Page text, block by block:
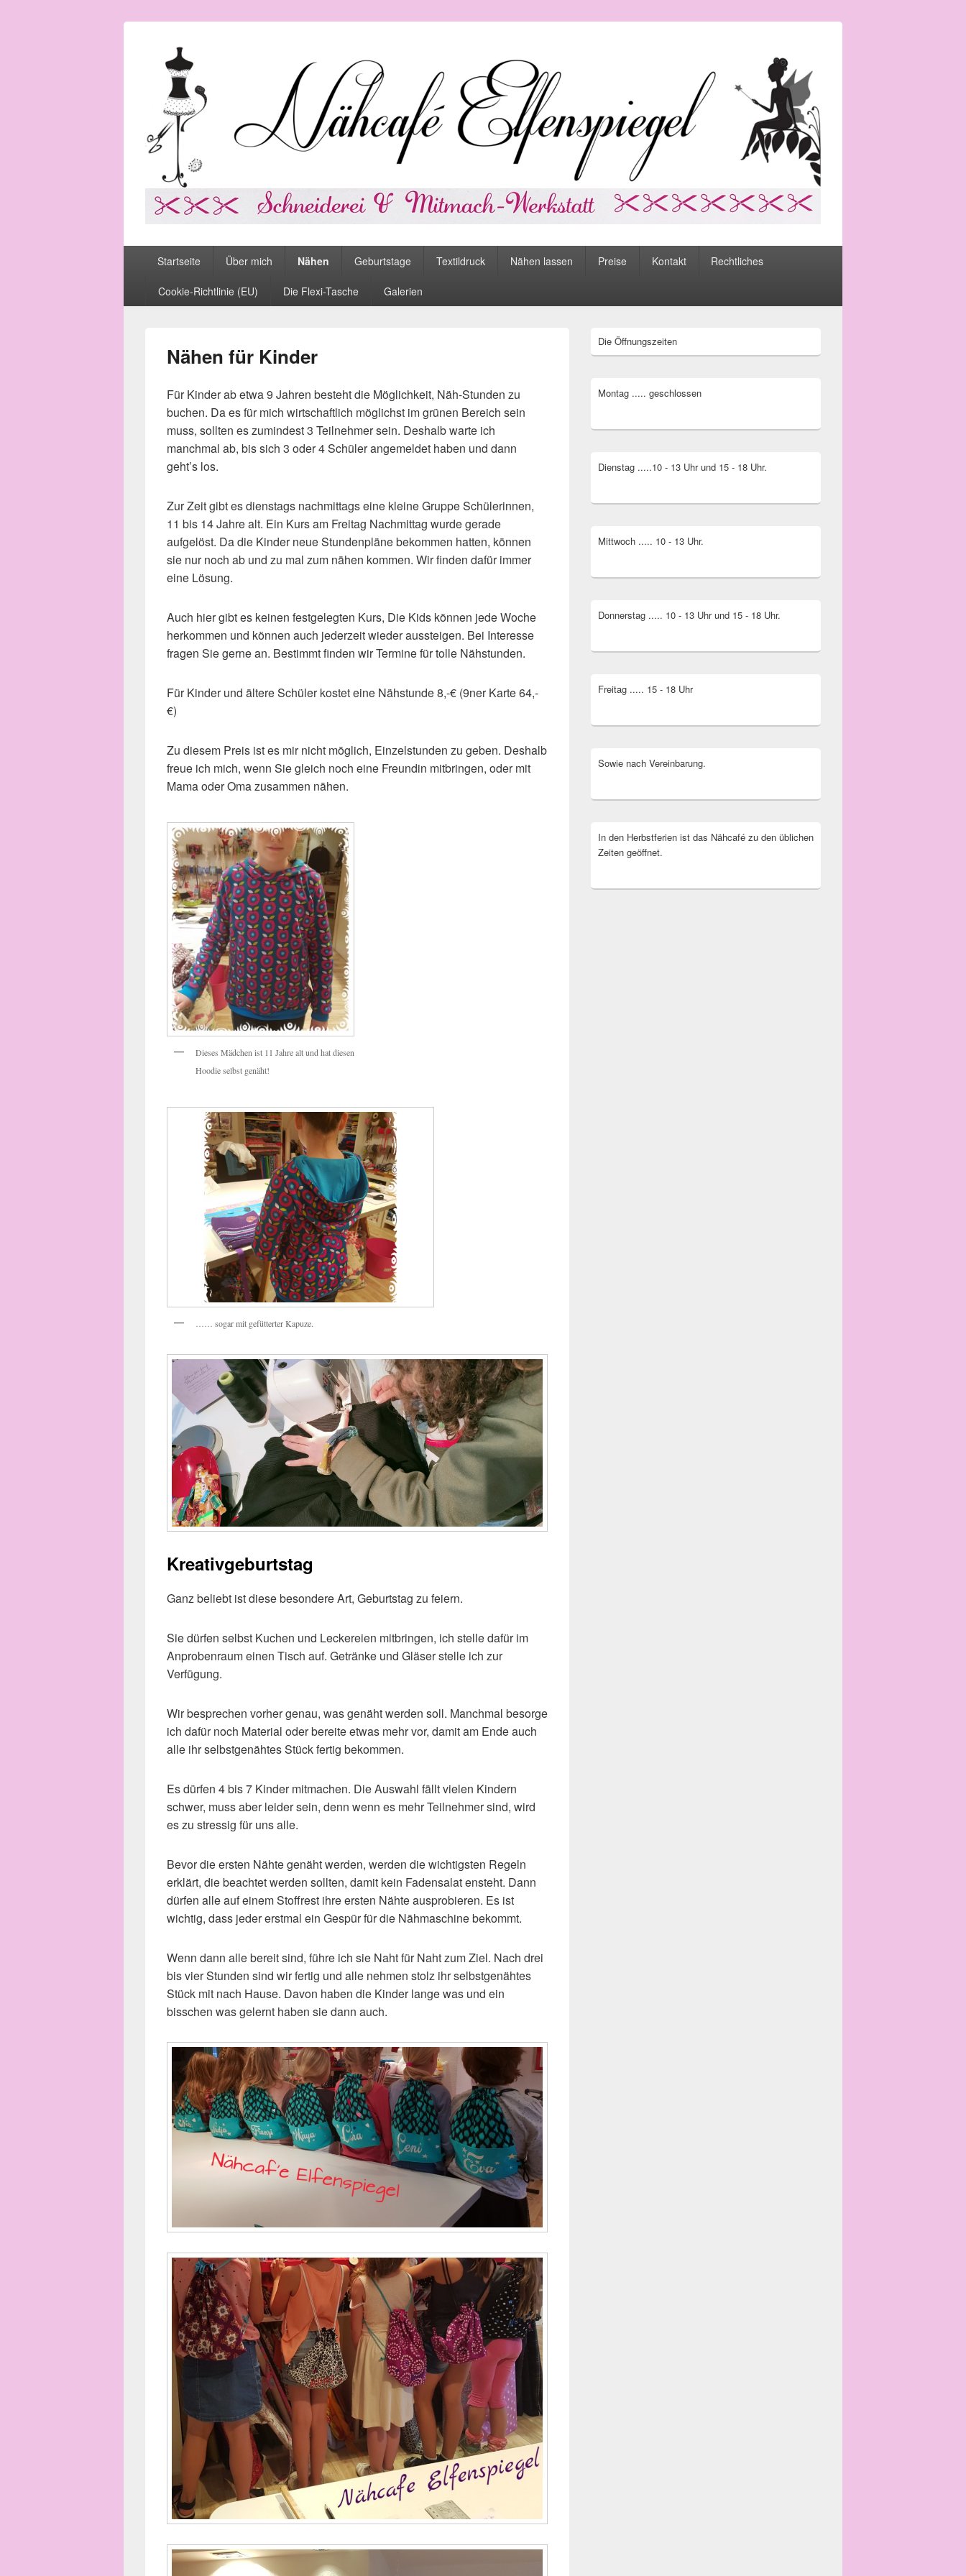
Nähcafé Elfenspiegel
Schneiderei und Mitmachwerkstatt
Startseite Über mich Nähen Geburtstage Textildruck Nähen lassen Preise Kontakt Rechtliches
Cookie-Richtlinie (EU) Die Flexi-Tasche Galerien
Nähen für Kinder
Für Kinder ab etwa 9 Jahren besteht die Möglichkeit, Näh-Stunden zu
buchen. Da es für mich wirtschaftlich möglichst im grünen Bereich sein
muss, sollten es zumindest 3 Teilnehmer sein. Deshalb warte ich
manchmal ab, bis sich 3 oder 4 Schüler angemeldet haben und dann
geht’s los.
Zur Zeit gibt es dienstags nachmittags eine kleine Gruppe Schülerinnen,
11 bis 14 Jahre alt. Ein Kurs am Freitag Nachmittag wurde gerade
aufgelöst. Da die Kinder neue Stundenpläne bekommen hatten, können
sie nur noch ab und zu mal zum nähen kommen. Wir finden dafür immer
eine Lösung.
Auch hier gibt es keinen festgelegten Kurs, Die Kids können jede Woche
herkommen und können auch jederzeit wieder aussteigen. Bei Interesse
fragen Sie gerne an. Bestimmt finden wir Termine für tolle Nähstunden.
Für Kinder und ältere Schüler kostet eine Nähstunde 8,-€ (9ner Karte 64,-
€)
Zu diesem Preis ist es mir nicht möglich, Einzelstunden zu geben. Deshalb
freue ich mich, wenn Sie gleich noch eine Freundin mitbringen, oder mit
Mama oder Oma zusammen nähen.
Dieses Mädchen ist 11 Jahre alt und hat diesen
Hoodie selbst genäht!
…… sogar mit gefütterter Kapuze.
Kreativgeburtstag
Ganz beliebt ist diese besondere Art, Geburtstag zu feiern.
Sie dürfen selbst Kuchen und Leckereien mitbringen, ich stelle dafür im
Anprobenraum einen Tisch auf. Getränke und Gläser stelle ich zur
Verfügung.
Wir besprechen vorher genau, was genäht werden soll. Manchmal besorge
ich dafür noch Material oder bereite etwas mehr vor, damit am Ende auch
alle ihr selbstgenähtes Stück fertig bekommen.
Es dürfen 4 bis 7 Kinder mitmachen. Die Auswahl fällt vielen Kindern
schwer, muss aber leider sein, denn wenn es mehr Teilnehmer sind, wird
es zu stressig für uns alle.
Bevor die ersten Nähte genäht werden, werden die wichtigsten Regeln
erklärt, die beachtet werden sollten, damit kein Fadensalat ensteht. Dann
dürfen alle auf einem Stoffrest ihre ersten Nähte ausprobieren. Es ist
wichtig, dass jeder erstmal ein Gespür für die Nähmaschine bekommt.
Wenn dann alle bereit sind, führe ich sie Naht für Naht zum Ziel. Nach drei
bis vier Stunden sind wir fertig und alle nehmen stolz ihr selbstgenähtes
Stück mit nach Hause. Davon haben die Kinder lange was und ein
bisschen was gelernt haben sie dann auch.
Primärer
Seitenleisten
Widget-
Die Öffnungszeiten
Montag ..... geschlossen
Dienstag .....10 - 13 Uhr und 15 - 18 Uhr.
Mittwoch ..... 10 - 13 Uhr.
Donnerstag ..... 10 - 13 Uhr und 15 - 18 Uhr.
Freitag ..... 15 - 18 Uhr
Sowie nach Vereinbarung.
In den Herbstferien ist das Nähcafé zu den üblichen
Zeiten geöffnet.